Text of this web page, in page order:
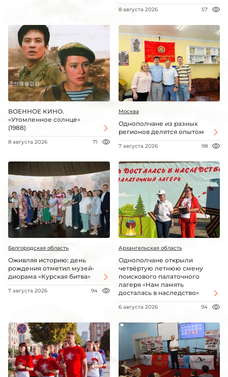
8 августа 2026 57
ВОЕННОЕ КИНО.
«Утомленное солнце»
(1988)
8 августа 2026 71
Москва
Однополчане из разных
регионов делятся опытом
7 августа 2026 98
Белгородская область
Оживляя историю: день
рождения отметил музей-
диорама «Курская битва»
7 августа 2026 94
Архангельская область
Однополчане открыли
четвёртую летнюю смену
поискового палаточного
лагеря «Нам память
досталась в наследство»
6 августа 2026 94